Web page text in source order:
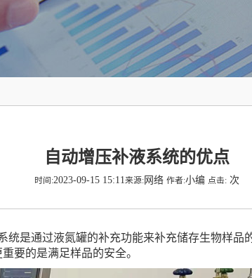
自动增压补液系统的优点
时间:2023-09-15 15:11来源:网络作者:小编 点击: 次
是通过液氮罐的补充功能来补充储存生物样品
要的是满足样品的安全。